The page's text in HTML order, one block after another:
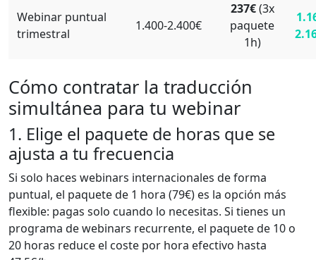
Webinar puntual
trimestral
1.400-2.400€
237€(3x
paquete
1h)
Cómo contratar la traducción
simultánea para tu webinar
1. Elige el paquete de horas que se
ajusta a tu frecuencia
Si solo haces webinars internacionales de forma
puntual, el paquete de 1 hora (79€) es la opción más
flexible: pagas solo cuando lo necesitas. Si tienes un
programa de webinars recurrente, el paquete de 10 o
20 horas reduce el coste por hora efectivo hasta